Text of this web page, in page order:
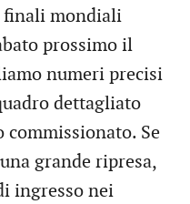
finali mondiali
prossimo il
numeri precisi
dettagliato
Se
grande ripresa,
ingresso nei